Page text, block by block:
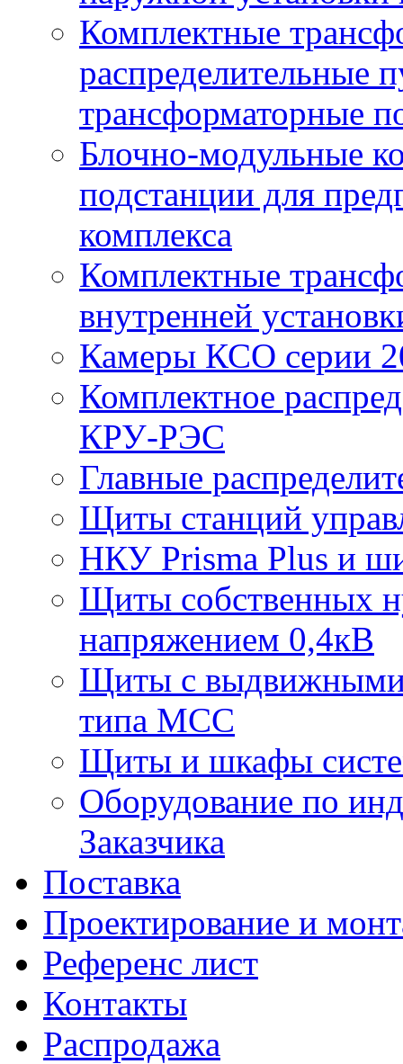
Комплектные
распределительные
трансформаторные
Блочно-модульные
подстанции для
комплекса
Комплектные
внутренней
Камеры КСО серии
Комплектное
КРУ-РЭС
Главные
Щиты станций
НКУ Prisma Plus и
Щиты собственных
напряжением 0,4кВ
Щиты с выдвижными
типа МСС
Щиты и шкафы
Оборудование по
Заказчика
Поставка
Проектирование и
Референс лист
Контакты
Распродажа